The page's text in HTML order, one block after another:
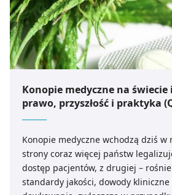
natychmiastowe ukojenie. Odzyskaj
jak skutecznie zadbać o swój
Konopie medyczne na świecie
prawo, przyszłość i praktyka
Konopie medyczne wchodzą dziś w
strony coraz więcej państw
dostęp pacjentów, z drugiej –
standardy jakości, dowody